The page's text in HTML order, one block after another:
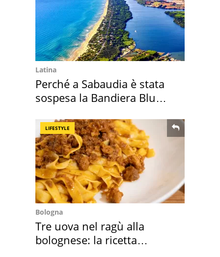
Latina
Perché a Sabaudia è stata
sospesa la Bandiera Blu
LIFESTYLE
Bologna
Tre uova nel ragù alla
bolognese: la ricetta